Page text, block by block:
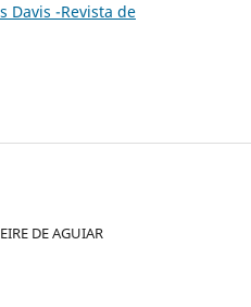
Davis -Revista de
DE AGUIAR